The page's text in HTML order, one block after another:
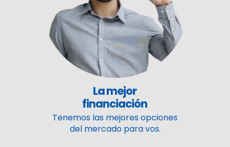
La mejor
financiación
Tenemos las mejores opciones
del mercado para vos.